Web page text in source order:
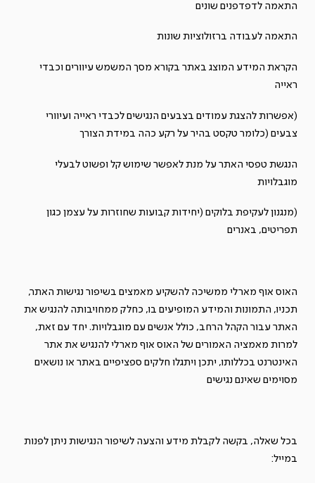
התאמה לדפדפנים שונים
התאמה לעבודה ברזולוציות שונות
הקראת המידע המוצג באתר בקורא מסך המשמש עיוורים וכבדי
ראייה
(אפשרות להצגת עמודים בצבעים הנגישים לכבדי ראייה ועיוורי
צבעים (כלומר טקסט בהיר על רקע כהה במידת הצורך
הנגשת טפסי האתר על מנת לאפשר שימוש קל ופשוט לבעלי
מוגבלויות
(מנגנון לעקיפת בלוקים (יחידות קבועות שחוזרות על עצמן כגון
תפריטים, באנרים
האוס אוף מארלי ממשיכה להשקיע מאמצים בשיפור נגישות האתר,
תכניו, התמונות והמידע המופיעים בו, כחלק ממחויבותה להנגיש את
האתר עבור הקהל הרחב, כולל אנשים עם מוגבלויות. יחד עם זאת,
למרות מאמציה האמורים של האוס אוף מארלי להנגיש את אתר
האינטרנט בכללותו, יתכן ויתגלו חלקים ספציפיים באתר או נושאים
מסוימים שאינם נגישים
בכל שאלה, בקשה לקבלת מידע והצעה לשיפור הנגישות ניתן לפנות
במייל: